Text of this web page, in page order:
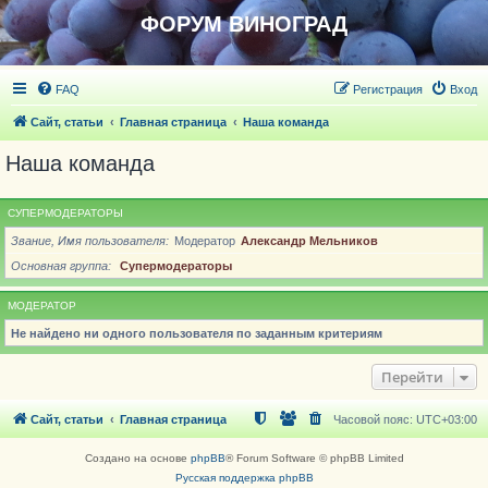
ФОРУМ ВИНОГРАД
FAQ Вход
Регистрация
Сайт, статьи Главная страница Наша команда
Наша команда
СУПЕРМОДЕРАТОРЫ
Звание, Имя пользователя Модератор Александр Мельников
Основная группа
Супермодераторы
МОДЕРАТОР
Не найдено ни одного пользователя по заданным критериям
Перейти
Сайт, статьи Главная страница Часовой пояс: UTC+03:00
Создано на основе phpBB® Forum Software © phpBB Limited
Русская поддержка phpBB